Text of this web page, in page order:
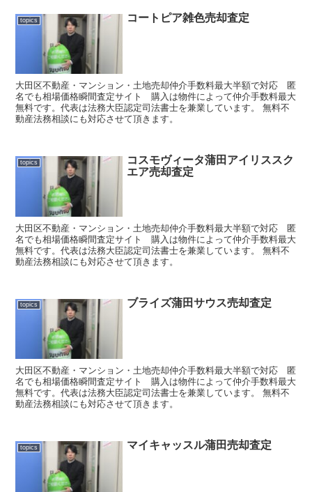
topics コートピア雑色売却査定
大田区不動産・マンション・土地売却仲介手数料最大半額で対応 匿
名でも相場価格瞬間査定サイト 購入は物件によって仲介手数料最大
無料です。代表は法務大臣認定司法書士を兼業しています。 無料不
動産法務相談にも対応させて頂きます。
topics
コスモヴィータ蒲田アイリススク
エア売却査定
大田区不動産・マンション・土地売却仲介手数料最大半額で対応 匿
名でも相場価格瞬間査定サイト 購入は物件によって仲介手数料最大
無料です。代表は法務大臣認定司法書士を兼業しています。 無料不
動産法務相談にも対応させて頂きます。
topics ブライズ蒲田サウス売却査定
大田区不動産・マンション・土地売却仲介手数料最大半額で対応 匿
名でも相場価格瞬間査定サイト 購入は物件によって仲介手数料最大
無料です。代表は法務大臣認定司法書士を兼業しています。 無料不
動産法務相談にも対応させて頂きます。
topics マイキャッスル蒲田売却査定